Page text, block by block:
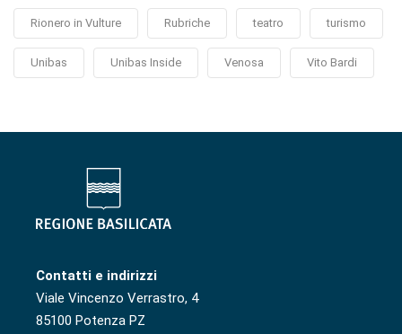
Rionero in Vulture Rubriche teatro turismo
Unibas Unibas Inside Venosa Vito Bardi
Contatti e indirizzi
Viale Vincenzo Verrastro, 4
85100 Potenza PZ